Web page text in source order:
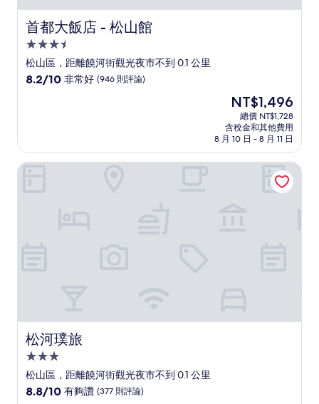
首都大飯店 - 松山館
首都大飯店 - 松山館
3.5
星
級
松山區，距離饒河街觀光夜市不到 0.1 公里
8.2
非
常
8.2/10 非常好 (946 則評論)
現
價
格
為
NT$1,496
NT$1,496
總價 NT$1,728
含稅金和其他費用
8 月 10 日 - 8 月 11 日
松河璞旅
松河璞旅
3.0
星
級
松山區，距離饒河街觀光夜市不到 0.1 公里
8.8
8.8/10 有夠讚 (377 則評論)
松河璞旅